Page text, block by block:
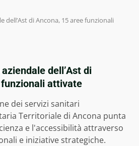
dell’Ast di Ancona, 15 aree funzionali
dell’Ast di
attivate
dei servizi sanitari
Territoriale di Ancona punta
e l'accessibilità attraverso
e iniziative strategiche.